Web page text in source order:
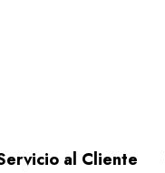
al Cliente